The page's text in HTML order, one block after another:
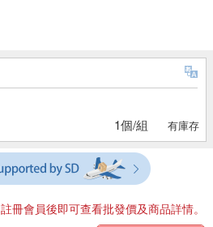
1個/組 有庫存
註冊會員後即可查看批發價及商品詳情。